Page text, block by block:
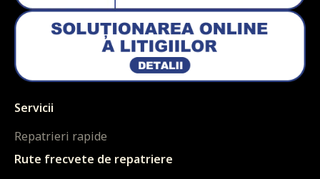
Servicii
Repatrieri rapide
Rute frecvete de repatriere